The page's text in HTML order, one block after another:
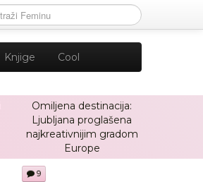
Knjige Cool
Omiljena destinacija:
Ljubljana proglašena
najkreativnijim gradom
Europe
9